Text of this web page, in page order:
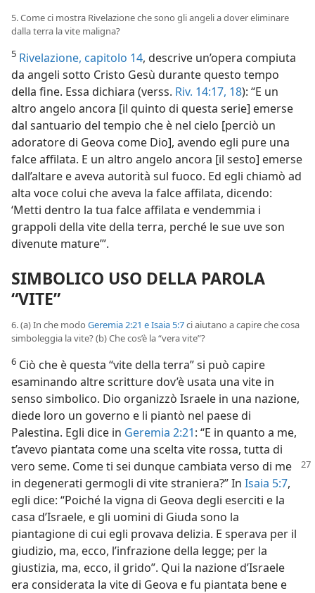
5. Come ci mostra Rivelazione che sono gli angeli a dover eliminare
dalla terra la vite maligna?
5 Rivelazione, capitolo 14, descrive un’opera compiuta
da angeli sotto Cristo Gesù durante questo tempo
della fine. Essa dichiara (verss. Riv. 14:17, 18): “E un
altro angelo ancora [il quinto di questa serie] emerse
dal santuario del tempio che è nel cielo [perciò un
adoratore di Geova come Dio], avendo egli pure una
falce affilata. E un altro angelo ancora [il sesto] emerse
dall’altare e aveva autorità sul fuoco. Ed egli chiamò ad
alta voce colui che aveva la falce affilata, dicendo:
‘Metti dentro la tua falce affilata e vendemmia i
grappoli della vite della terra, perché le sue uve son
divenute mature’”.
SIMBOLICO USO DELLA PAROLA
“VITE”
6. (a) In che modo Geremia 2:21 eIsaia 5:7ci aiutano a capire che cosa
simboleggia la vite? (b) Che cos’è la “vera vite”?
6 Ciò che è questa “vite della terra” si può capire
esaminando altre scritture dov’è usata una vite in
senso simbolico. Dio organizzò Israele in una nazione,
diede loro un governo e li piantò nel paese di
Palestina. Egli dice in Geremia 2:21: “E in quanto a me,
t’avevo piantata come una scelta vite rossa, tutta di
vero seme. Cometi sei dunque cambiata verso di me
in degenerati germogli di vite straniera?” In Isaia 5:7,
egli dice: “Poiché la vigna di Geova degli eserciti e la
casa d’Israele, e gli uomini di Giuda sono la
piantagione di cui egli provava delizia. E sperava per il
giudizio, ma, ecco, l’infrazione della legge; per la
giustizia, ma, ecco, il grido”. Qui la nazione d’Israele
era considerata la vite di Geova e fu piantata bene e